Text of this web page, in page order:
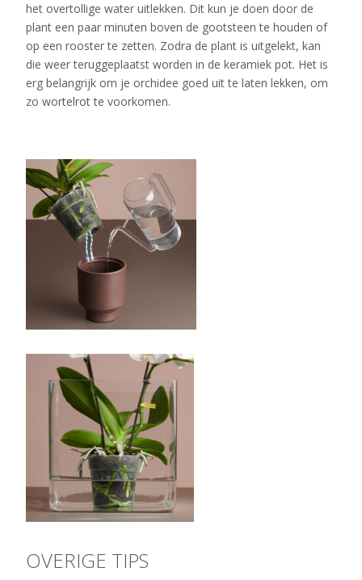
het overtollige water uitlekken. Dit kun je doen door de
plant een paar minuten boven de gootsteen te houden of
op een rooster te zetten. Zodra de plant is uitgelekt, kan
die weer teruggeplaatst worden in de keramiek pot. Het is
erg belangrijk om je orchidee goed uit te laten lekken, om
zo wortelrot te voorkomen.
OVERIGE TIPS